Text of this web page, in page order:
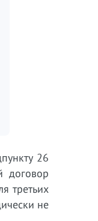
26
договор
третьих
не